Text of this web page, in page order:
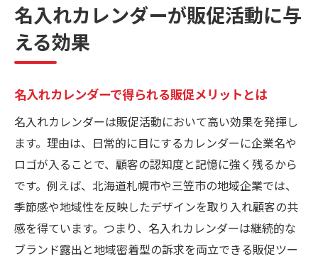
印刷物と名入れカレンダーの相乗効果のポ
イント
ー活用法
感例
印刷物で企業ブランド力を高めるポイント
名入れカレンダーを使ったブランド訴求術
の基本
印刷物デザインが企業価値に与える影響と
は
名入れカレンダーが販促活動に与
える効果
名入れカレンダーで得られる販促メリットとは
名入れカレンダーは販促活動において高い効果を発揮し
ます。理由は、日常的に目にするカレンダーに企業名や
ロゴが入ることで、顧客の認知度と記憶に強く残るから
です。例えば、北海道札幌市や三笠市の地域企業では、
季節感や地域性を反映したデザインを取り入れ顧客の共
感を得ています。つまり、名入れカレンダーは継続的な
ブランド露出と地域密着型の訴求を両立できる販促ツー